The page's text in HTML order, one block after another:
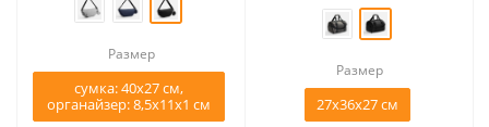
Размер
cумка: 40x27 см,
органайзер: 8,5x11х1 см
Размер
27x36x27 см